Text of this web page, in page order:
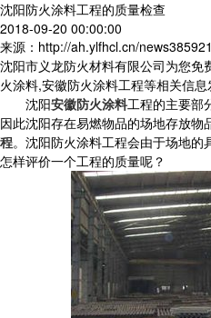
沈阳防火涂料工程的质量检查
2018-09-20 00:00:00
来源：http://ah.ylfhcl.cn/
沈阳市义龙防火材料有限公司为您免
火涂料,安徽防火涂料工程等相关信
沈阳安徽防火涂料工程的主要部
因此沈阳存在易燃物品的场地存放物
程。沈阳防火涂料工程会由于场地
怎样评价一个工程的质量呢？